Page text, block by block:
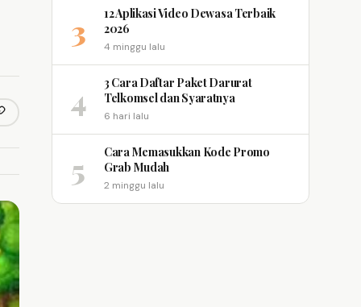
link
3
12 Aplikasi Video Dewasa Terbaik
2026
4 minggu lalu
4
3 Cara Daftar Paket Darurat
Telkomsel dan Syaratnya
6 hari lalu
5
Cara Memasukkan Kode Promo
Grab Mudah
2 minggu lalu